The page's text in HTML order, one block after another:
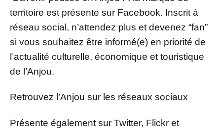
territoire est présente sur Facebook. Inscrit à
réseau social, n’attendez plus et devenez “fan”
si vous souhaitez être informé(e) en priorité de
l’actualité culturelle, économique et touristique
de l’Anjou.
Retrouvez l’Anjou sur les réseaux sociaux
Présente également sur Twitter, Flickr et